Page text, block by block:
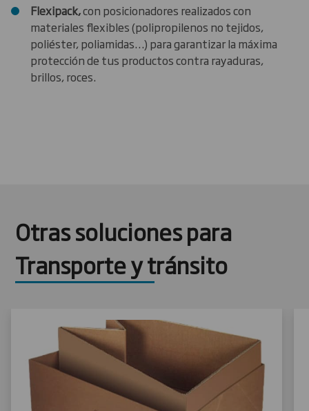
Flexipack,con posicionadores realizados con
materiales flexibles (polipropilenos no tejidos,
poliéster, poliamidas…) para garantizar la máxima
protección de tus productos contra rayaduras,
brillos, roces.
Otras soluciones para
Transporte y tránsito